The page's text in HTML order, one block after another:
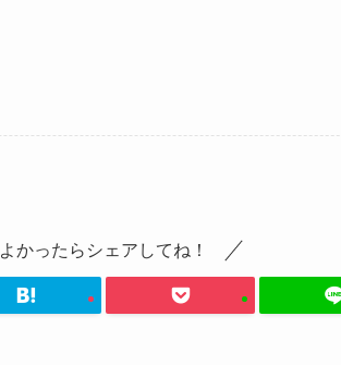
よかったらシェアしてね！